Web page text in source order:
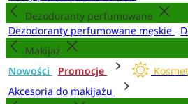
Dezodoranty perfumowane
Dezodoranty perfumowane męskie
Makijaż
Nowości
Promocje
Akcesoria do makijażu